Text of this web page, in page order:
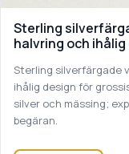
Sterling
halvring och
Sterling silverfärgade
ihålig design för
silver och mässing;
begäran.